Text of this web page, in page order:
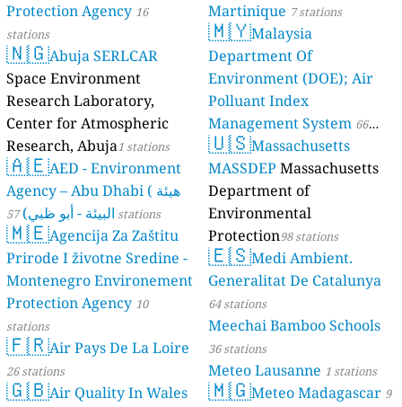
Protection Agency 16
stations
🇳🇬Abuja SERLCAR
Space Environment
Research Laboratory,
Center for Atmospheric
Research, Abuja1 stations
🇦🇪AED - Environment
Agency – Abu Dhabi ( هيئة
البيئة - أبو ظبي) 57 stations
🇲🇪Agencija Za Zaštitu
Prirode I životne Sredine -
Montenegro Environement
Protection Agency 10
stations
🇫🇷Air Pays De La Loire
26 stations
🇬🇧Air Quality In Wales
Martinique 7 stations
🇲🇾Malaysia
Department Of
Environment (DOE); Air
Polluant Index
Management System 66
stations
🇺🇸Massachusetts
MASSDEP Massachusetts
Department of
Environmental
Protection98 stations
🇪🇸Medi Ambient.
Generalitat De Catalunya
64 stations
Meechai Bamboo Schools
36 stations
Meteo Lausanne 1 stations
🇲🇬Meteo Madagascar 9